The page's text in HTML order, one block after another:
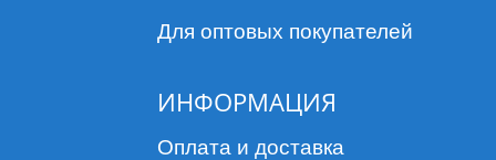
Для оптовых покупателей
ИНФОРМАЦИЯ
Оплата и доставка